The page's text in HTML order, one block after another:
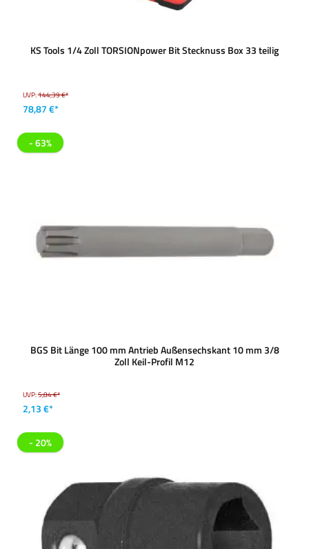
KS Tools 1/4 Zoll TORSIONpower Bit Stecknuss Box 33 teilig
UVP:144,39 €*
78,87 €*
- 63%
BGS Bit Länge 100 mm Antrieb Außensechskant 10 mm 3/8
Zoll Keil-Profil M12
UVP:5,84 €*
2,13 €*
- 20%